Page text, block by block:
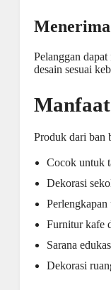
Menerima
Pelanggan
desain sesuai
Produk dari ban
Cocok untuk
Dekorasi
Perlengkapan
Furnitur kafe
Sarana
Dekorasi